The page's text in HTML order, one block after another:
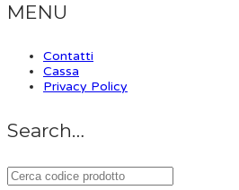
MENU
Contatti
Cassa
Privacy Policy
Search…